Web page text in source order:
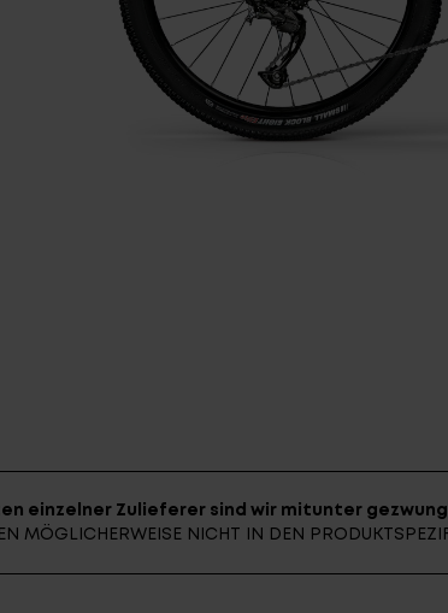
einzelner Zulieferer sind wir mitunter
MÖGLICHERWEISE NICHT IN DEN